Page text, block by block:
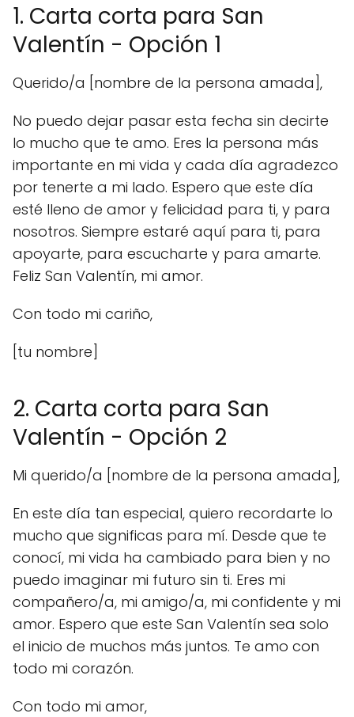
1. Carta corta para San
Valentín - Opción 1
Querido/a [nombre de la persona amada],
No puedo dejar pasar esta fecha sin decirte
lo mucho que te amo. Eres la persona más
importante en mi vida y cada día agradezco
por tenerte a mi lado. Espero que este día
esté lleno de amor y felicidad para ti, y para
nosotros. Siempre estaré aquí para ti, para
apoyarte, para escucharte y para amarte.
Feliz San Valentín, mi amor.
Con todo mi cariño,
[tu nombre]
2. Carta corta para San
Valentín - Opción 2
Mi querido/a [nombre de la persona amada],
En este día tan especial, quiero recordarte lo
mucho que significas para mí. Desde que te
conocí, mi vida ha cambiado para bien y no
puedo imaginar mi futuro sin ti. Eres mi
compañero/a, mi amigo/a, mi confidente y mi
amor. Espero que este San Valentín sea solo
el inicio de muchos más juntos. Te amo con
todo mi corazón.
Con todo mi amor,